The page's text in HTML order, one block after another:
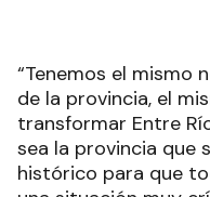
“Tenemos el mismo
de la provincia, el
transformar Entre